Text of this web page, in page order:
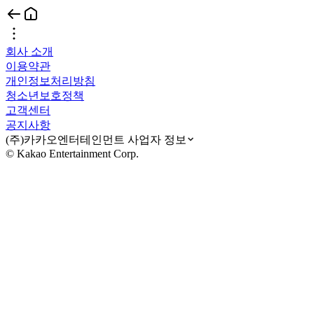
회사 소개
이용약관
개인정보처리방침
청소년보호정책
고객센터
공지사항
(주)카카오엔터테인먼트 사업자 정보
© Kakao Entertainment Corp.